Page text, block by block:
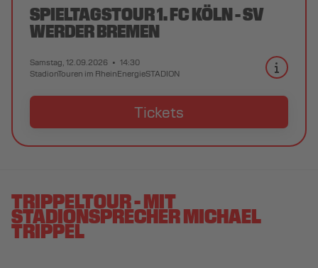
SPIELTAGSTOUR 1. FC KÖLN - SV
WERDER BREMEN
Samstag, 12.09.2026
14:30
StadionTouren im RheinEnergieSTADION
Tickets
TRIPPELTOUR - MIT
STADIONSPRECHER MICHAEL
TRIPPEL